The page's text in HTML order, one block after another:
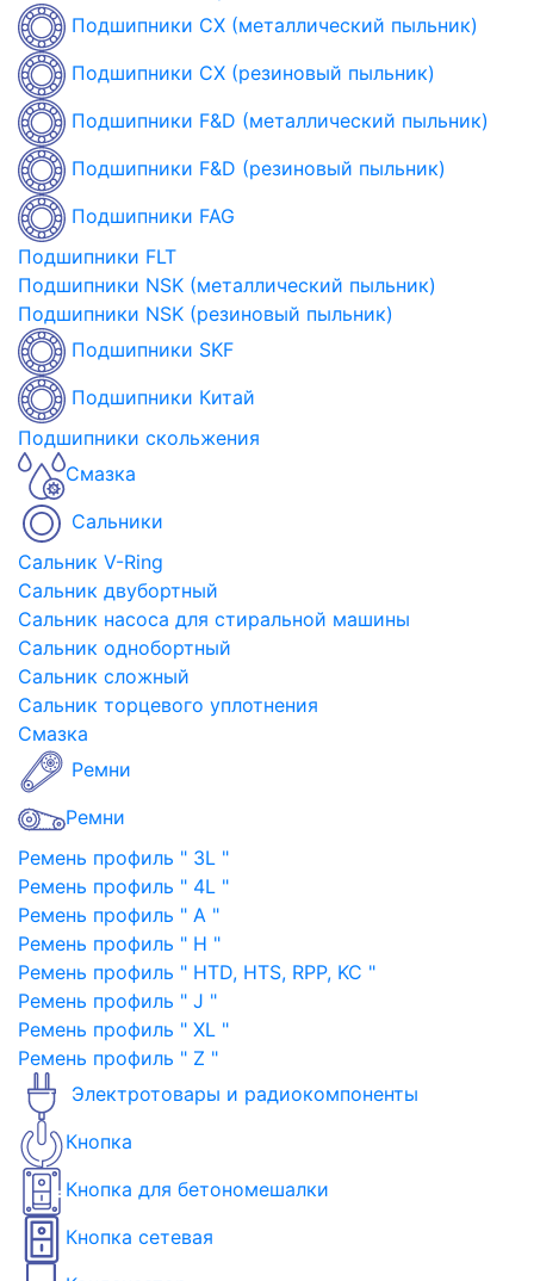
Подшипники CX (металлический пыльник)
Подшипники CX (резиновый пыльник)
Подшипники F&D (металлический пыльник)
Подшипники F&D (резиновый пыльник)
Подшипники FAG
Подшипники FLT
Подшипники NSK (металлический пыльник)
Подшипники NSK (резиновый пыльник)
Подшипники SKF
Подшипники Китай
Подшипники скольжения
Смазка
Сальники
Сальник V-Ring
Сальник двубортный
Сальник насоса для стиральной машины
Сальник однобортный
Сальник сложный
Сальник торцевого уплотнения
Смазка
Ремни
Ремни
Ремень профиль " 3L "
Ремень профиль " 4L "
Ремень профиль " A "
Ремень профиль " H "
Ремень профиль " HTD, HTS, RPP, KC "
Ремень профиль " J "
Ремень профиль " XL "
Ремень профиль " Z "
Электротовары и радиокомпоненты
Кнопка
Кнопка для бетономешалки
Кнопка сетевая